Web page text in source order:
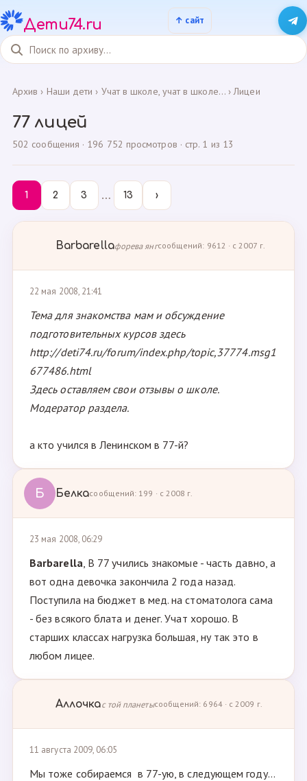
Дети74.ru
Архив › Наши дети › Учат в школе, учат в школе...›Лицеи
77 лицей
502 сообщения · 196 752 просмотров · стр. 1 из 13
1 2 3 … 13 ›
Barbarellaфорева янгсообщений: 9612 · с 2007 г.
22 мая 2008, 21:41
Тема для знакомства мам и обсуждение
подготовительных курсов здесь
http://deti74.ru/forum/index.php/topic,37774.msg1
677486.html
Здесь оставляем свои отзывы о школе.
Модератор раздела.
а кто учился в Ленинском в 77-й?
Б Белкасообщений: 199 · с 2008 г.
23 мая 2008, 06:29
Barbarella, В 77 учились знакомые - часть давно, а
вот одна девочка закончила 2 года назад.
Поступила на бюджет в мед. на стоматолога сама
- без всякого блата и денег. Учат хорошо. В
старших классах нагрузка большая, ну так это в
любом лицее.
Аллочкас той планетысообщений: 6964 · с 2009 г.
11 августа 2009, 06:05
Мы тоже собираемся в 77-ую, в следующем году...